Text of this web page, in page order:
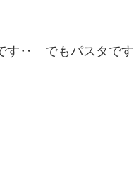
です‥ でもパスタです